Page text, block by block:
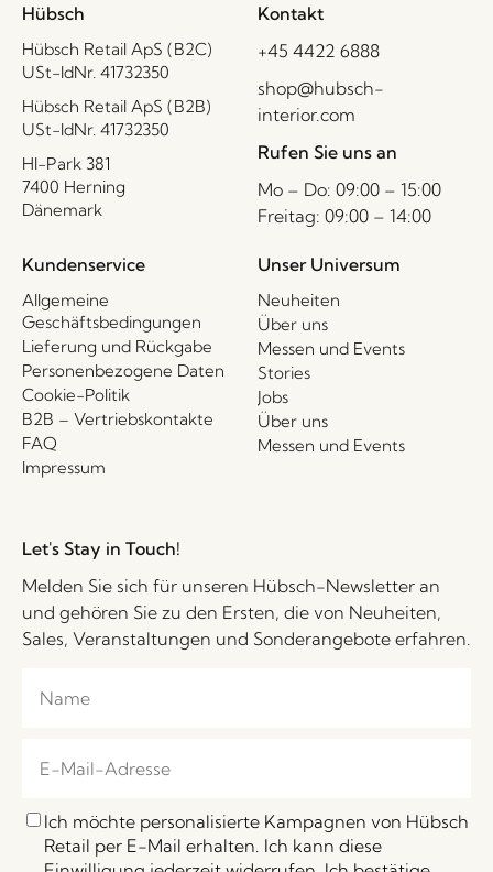
Hübsch
Hübsch Retail ApS (B2C)
USt-IdNr. 41732350
Hübsch Retail ApS (B2B)
USt-IdNr. 41732350
HI-Park 381
7400 Herning
Dänemark
Kontakt
+45 4422 6888
shop@hubsch-
interior.com
Rufen Sie uns an
Mo – Do: 09:00 – 15:00
Freitag: 09:00 – 14:00
Kundenservice
Allgemeine
Geschäftsbedingungen
Lieferung und Rückgabe
Personenbezogene Daten
Cookie-Politik
B2B – Vertriebskontakte
FAQ
Impressum
Unser Universum
Neuheiten
Über uns
Messen und Events
Stories
Jobs
Über uns
Messen und Events
Let's Stay in Touch!
Melden Sie sich für unseren Hübsch-Newsletter an
und gehören Sie zu den Ersten, die von Neuheiten,
Sales, Veranstaltungen und Sonderangebote erfahren.
Ich möchte personalisierte Kampagnen von Hübsch
Retail per E-Mail erhalten. Ich kann diese